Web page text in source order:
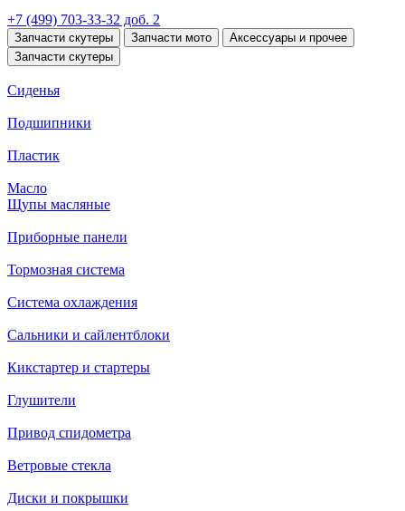
+7 (499) 703-33-32 доб. 2
Запчасти скутеры Запчасти мото
Аксессуары и прочее
Запчасти скутеры
Сиденья
Подшипники
Пластик
Масло
Щупы масляные
Приборные панели
Тормозная система
Система охлаждения
Сальники и сайлентблоки
Кикстартер и стартеры
Глушители
Привод спидометра
Ветровые стекла
Диски и покрышки